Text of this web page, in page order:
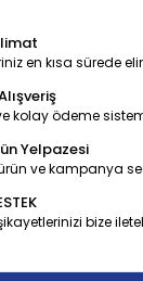
en kısa sürede
kolay ödeme
Yelpazesi
ve kampanya
bize